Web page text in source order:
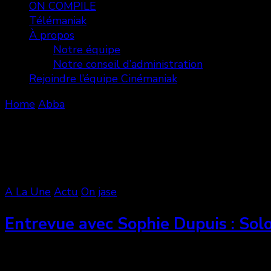
ON COMPILE
Télémaniak
À propos
Notre équipe
Notre conseil d’administration
Rejoindre l’équipe Cinémaniak
Home Abba
A La Une Actu On jase
Entrevue avec Sophie Dupuis :